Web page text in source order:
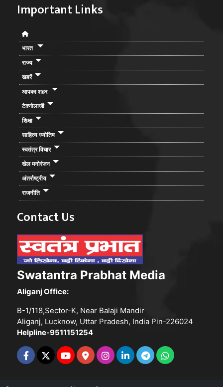
Important Links
भारत
राज्य
खबरें
आपका शहर
टेक्नोलाजी
शिक्षा
साहित्य ज्योतिष
स्वतंत्र विचार
खेल मनोरंजन
अंतर्राष्ट्रीय
राजनीति
Contact Us
Swatantra Prabhat Media
Aliganj Office:
B-1/118,Sector-K, Near Balaji Mandir
Aliganj, Lucknow, Uttar Pradesh, India Pin-226024
Helpline-9511151254